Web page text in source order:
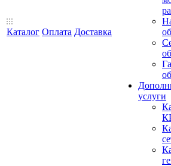
Каталог Оплата Доставка
услуги